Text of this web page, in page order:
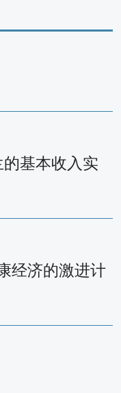
的基本收入实
经济的激进计